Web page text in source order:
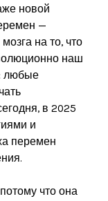
новой
—
на то, что
наш
любые
в 2025
и
перемен
что она